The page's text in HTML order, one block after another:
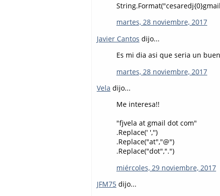
martes, 28 noviembre, 2017
Javier Cantos dijo...
Es mi dia asi que seria un
martes, 28 noviembre, 2017
Vela dijo...
Me interesa!!
"fjvela at gmail dot com"
.Replace(' ','')
.Replace("at","@")
.Replace("dot",".")
miércoles, 29 noviembre, 2017
JFM75 dijo...